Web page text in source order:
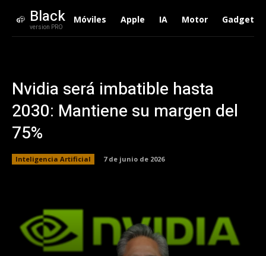
Black
version PRO
Móviles Apple IA Motor Gadgets
Nvidia será imbatible hasta
2030: Mantiene su margen del
75%
Inteligencia Artificial 7 de junio de 2026